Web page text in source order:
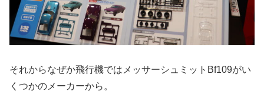
それからなぜか飛行機ではメッサーシュミットBf109がい
くつかのメーカーから。